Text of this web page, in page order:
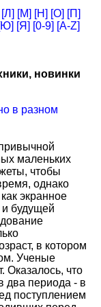
[Л] [М] [Н] [О] [П]
[Я] [0-9] [A-Z]
новинки
в разном
маленьких
чтобы
однако
экранное
и будущей
в котором
Ученые
Оказалось, что
два периода - в
поступлением